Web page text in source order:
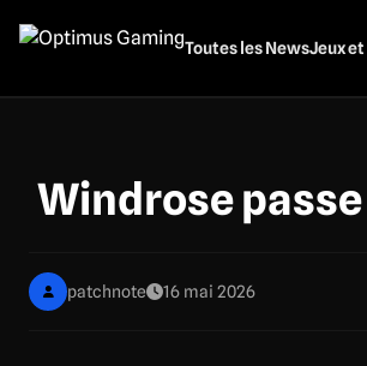
au
principal
Toutes les NewsJeux
Windrose
patchnote 16 mai 2026